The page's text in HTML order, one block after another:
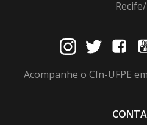
Acompanhe o CIn-UFPE